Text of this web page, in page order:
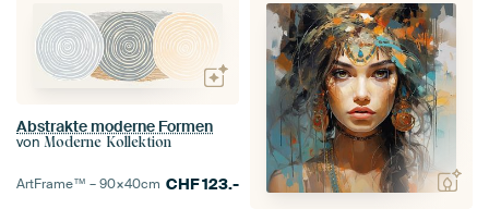
Abstrakte moderne Formen
von Moderne Kollektion
ArtFrame™ –90×40cm CHF123.-